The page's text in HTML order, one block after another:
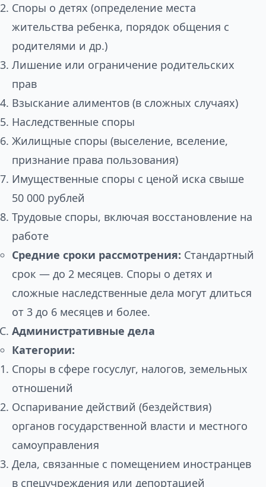
Споры о детях (определение места
жительства ребенка, порядок общения с
родителями и др.)
Лишение или ограничение родительских
прав
Взыскание алиментов (в сложных случаях)
Наследственные споры
Жилищные споры (выселение, вселение,
признание права пользования)
Имущественные споры с ценой иска свыше
50 000 рублей
Трудовые споры, включая восстановление на
работе
Средние сроки рассмотрения: Стандартный
срок — до 2 месяцев. Споры о детях и
сложные наследственные дела могут длиться
от 3 до 6 месяцев и более.
Административные дела
Категории:
Споры в сфере госуслуг, налогов, земельных
отношений
Оспаривание действий (бездействия)
органов государственной власти и местного
самоуправления
Дела, связанные с помещением иностранцев
в спецучреждения или депортацией